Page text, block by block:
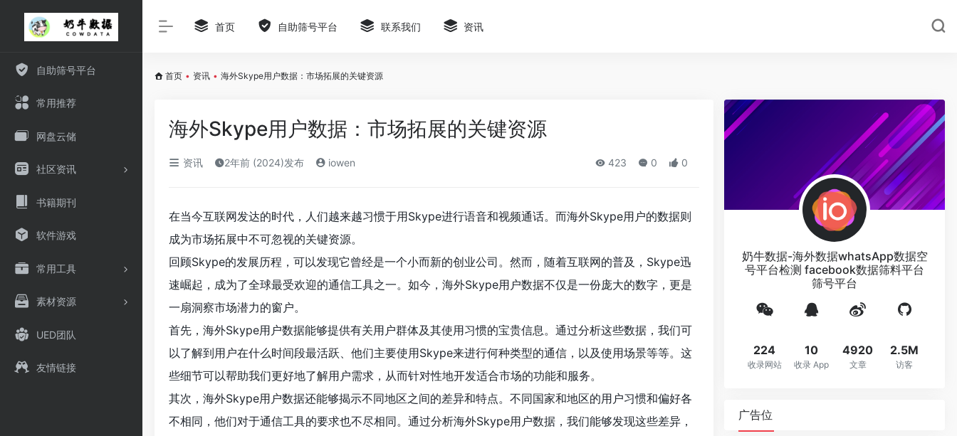
自助筛号平台
常用推荐
网盘云储
社区资讯
书籍期刊
软件游戏
常用工具
素材资源
UED团队
友情链接
首页 自助筛号平台 联系我们 资讯
首页 • 资讯 • 海外Skype用户数据：市场拓展的关键资源
海外Skype用户数据：市场拓展的关键资源
资讯 2年前 (2024)发布 iowen 423 0 0
在当今互联网发达的时代，人们越来越习惯于用Skype进行语音和视频通话。而海外Skype用户的数据则
成为市场拓展中不可忽视的关键资源。
回顾Skype的发展历程，可以发现它曾经是一个小而新的创业公司。然而，随着互联网的普及，Skype迅
速崛起，成为了全球最受欢迎的通信工具之一。如今，海外Skype用户数据不仅是一份庞大的数字，更是
一扇洞察市场潜力的窗户。
首先，海外Skype用户数据能够提供有关用户群体及其使用习惯的宝贵信息。通过分析这些数据，我们可
以了解到用户在什么时间段最活跃、他们主要使用Skype来进行何种类型的通信，以及使用场景等等。这
些细节可以帮助我们更好地了解用户需求，从而针对性地开发适合市场的功能和服务。
其次，海外Skype用户数据还能够揭示不同地区之间的差异和特点。不同国家和地区的用户习惯和偏好各
不相同，他们对于通信工具的要求也不尽相同。通过分析海外Skype用户数据，我们能够发现这些差异，
奶牛数据-海外数据whatsApp数据空
号平台检测 facebook数据筛料平台
筛号平台
224
收录网站
10
收录 App
4920
文章
2.5M
访客
广告位